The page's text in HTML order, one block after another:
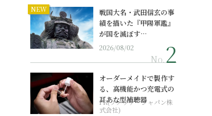
NEW
戦国大名・武田信玄の事
績を描いた『甲陽軍鑑』
が国を滅ぼす…
2026/08/02
No.
オーダーメイドで製作す
る、高機能かつ充電式の
耳あな型補聴器
PR(ソノヴァ・ジャパン株
式会社)